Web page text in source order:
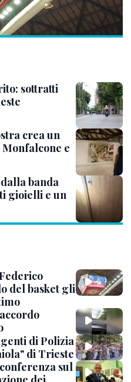
sottratti
crea un
e
banda
gioielli e un
del basket gli
di Polizia
di Trieste
sul